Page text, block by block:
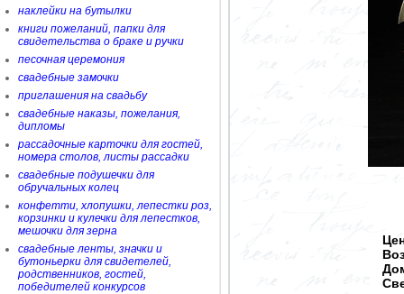
наклейки на бутылки
книги пожеланий, папки для
свидетельства о браке и ручки
песочная церемония
свадебные замочки
приглашения на свадьбу
свадебные наказы, пожелания,
дипломы
рассадочные карточки для гостей,
номера столов, листы рассадки
свадебные подушечки для
обручальных колец
конфетти, хлопушки, лепестки роз,
корзинки и кулечки для лепестков,
мешочки для зерна
свадебные ленты, значки и
бутоньерки для свидетелей,
родственников, гостей,
победителей конкурсов